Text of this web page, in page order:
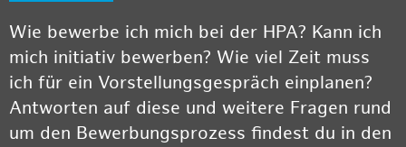
Wie bewerbe ich mich bei der HPA? Kann ich
mich initiativ bewerben? Wie viel Zeit muss
ich für ein Vorstellungsgespräch einplanen?
Antworten auf diese und weitere Fragen rund
um den Bewerbungsprozess findest du in den